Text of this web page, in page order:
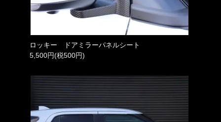
ロッキー ドアミラーパネルシート
5,500円(税500円)